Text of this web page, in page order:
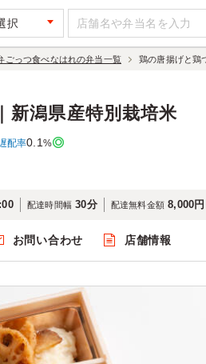
択
ごっつ食べなはれの弁当一覧 鶏の唐揚げと鶏
新潟県産特別栽培米
配率0.1 %
配達時間幅 30分 配達無料金額 8,000
お問い合わせ 店舗情報